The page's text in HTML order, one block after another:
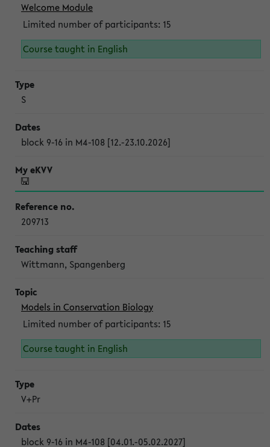
Welcome Module
Limited number of participants: 15
Course taught in English
S
block 9-16 in M4-108 [12.-23.10.2026]
209713
Wittmann, Spangenberg
Models in Conservation Biology
Limited number of participants: 15
Course taught in English
V+Pr
block 9-16 in M4-108 [04.01.-05.02.2027]